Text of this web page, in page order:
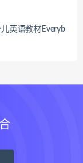
英语教材Everyb